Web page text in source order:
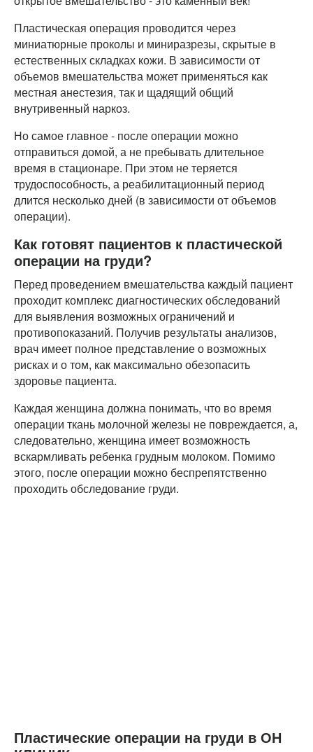
Пластическая операция проводится через
миниатюрные проколы и миниразрезы, скрытые в
естественных складках кожи. В зависимости от
объемов вмешательства может применяться как
местная анестезия, так и щадящий общий
внутривенный наркоз.
Но самое главное - после операции можно
отправиться домой, а не пребывать длительное
время в стационаре. При этом не теряется
трудоспособность, а реабилитационный период
длится несколько дней (в зависимости от объемов
операции).
Как готовят пациентов к пластической
операции на груди?
Перед проведением вмешательства каждый пациент
проходит комплекс диагностических обследований
для выявления возможных ограничений и
противопоказаний. Получив результаты анализов,
врач имеет полное представление о возможных
рисках и о том, как максимально обезопасить
здоровье пациента.
Каждая женщина должна понимать, что во время
операции ткань молочной железы не повреждается, а,
следовательно, женщина имеет возможность
вскармливать ребенка грудным молоком. Помимо
этого, после операции можно беспрепятственно
проходить обследование груди.
Пластические операции на груди в ОН